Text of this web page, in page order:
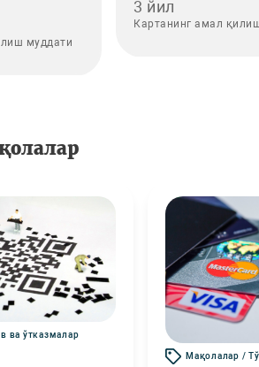
муддати
3 йил
Картанинг амал
ва ўтказмалар
Мақолалар /